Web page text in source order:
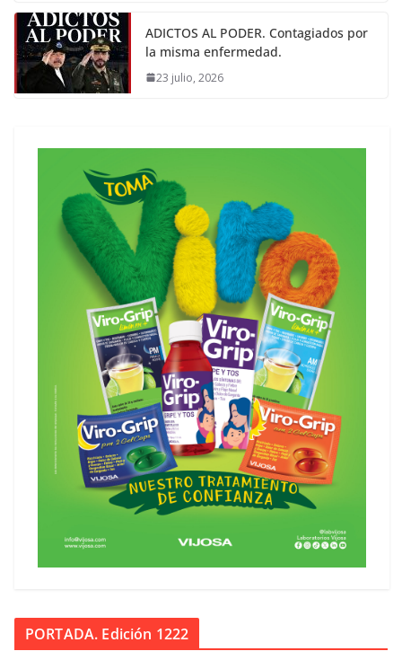
ADICTOS AL PODER. Contagiados por
la misma enfermedad.
23 julio, 2026
PORTADA. Edición 1222